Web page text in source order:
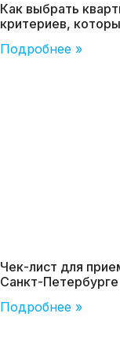
Как выбрать
критериев,
Подробнее »
Чек-лист для
Санкт-Петербурге
Подробнее »